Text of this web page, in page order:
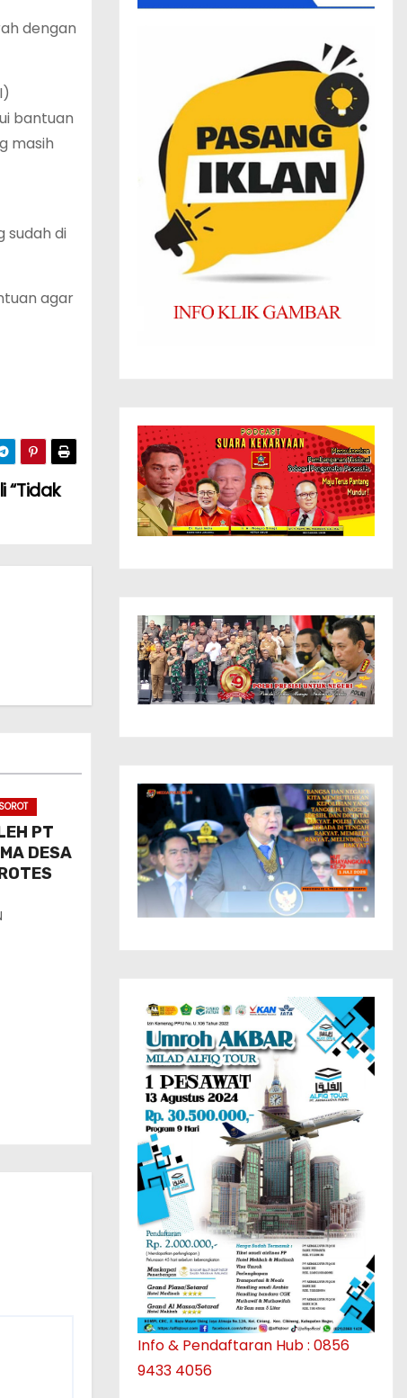
dengan
bantuan
masih
sudah di
agar
“Tidak
SOROT
PT
DESA
Info & Pendaftaran Hub : 0856
9433 4056